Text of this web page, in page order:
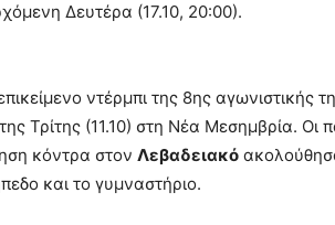
Δευτέρα (17.10, 20:00).
ντέρμπι της 8ης αγωνιστικής
Τρίτης (11.10) στη Νέα Μεσημβρία. Οι
κόντρα στον Λεβαδειακό
και το γυμναστήριο.